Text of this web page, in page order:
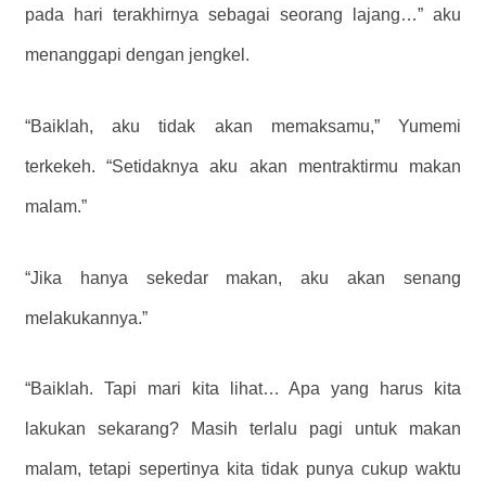
pada hari terakhirnya sebagai seorang lajang…” aku
menanggapi dengan jengkel.
“Baiklah, aku tidak akan memaksamu,” Yumemi
terkekeh. “Setidaknya aku akan mentraktirmu makan
malam.”
“Jika hanya sekedar makan, aku akan senang
melakukannya.”
“Baiklah. Tapi mari kita lihat… Apa yang harus kita
lakukan sekarang? Masih terlalu pagi untuk makan
malam, tetapi sepertinya kita tidak punya cukup waktu